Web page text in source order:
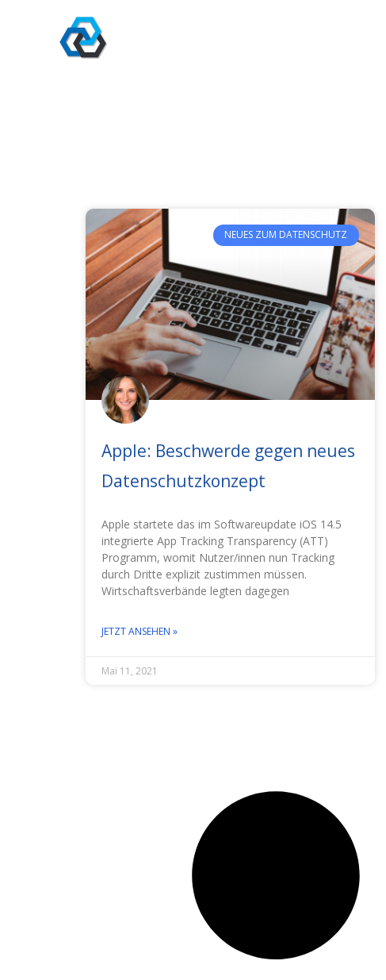
NEUES ZUM DATENSCHUTZ
Apple: Beschwerde gegen neues
Datenschutzkonzept
Apple startete das im Softwareupdate iOS 14.5
integrierte App Tracking Transparency (ATT)
Programm, womit Nutzer/innen nun Tracking
durch Dritte explizit zustimmen müssen.
Wirtschaftsverbände legten dagegen
JETZT ANSEHEN »
Mai 11, 2021